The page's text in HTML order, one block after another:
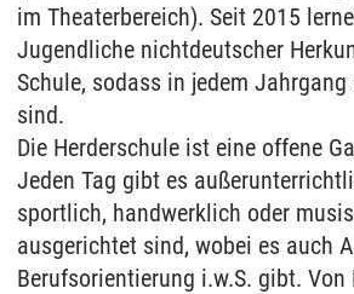
im Theaterbereich). Seit 2015
Jugendliche nichtdeutscher
Schule, sodass in jedem Jahrgang
sind.
Die Herderschule ist eine offene
Jeden Tag gibt es
sportlich, handwerklich oder
ausgerichtet sind, wobei es auch
Berufsorientierung i.w.S. gibt.